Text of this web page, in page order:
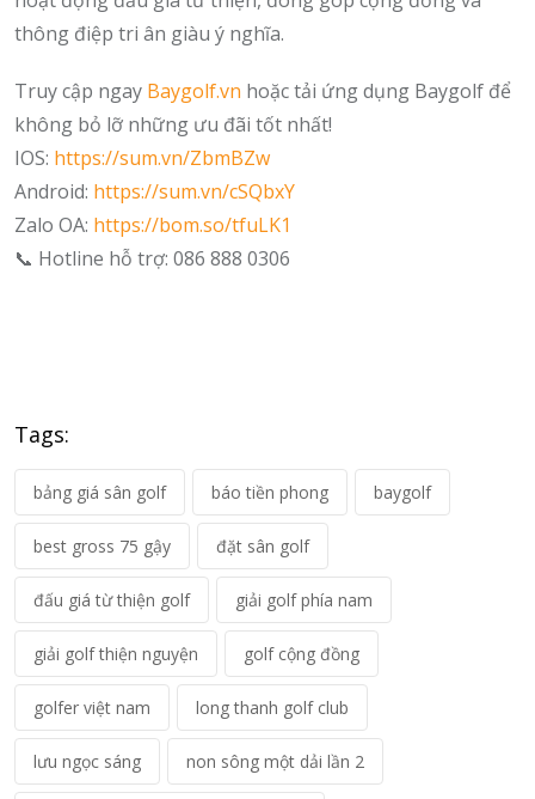
thông điệp tri ân giàu ý nghĩa.
Truy cập ngay Baygolf.vn hoặc tải ứng dụng Baygolf để
không bỏ lỡ những ưu đãi tốt nhất!
IOS: https://sum.vn/ZbmBZw
Android: https://sum.vn/cSQbxY
Zalo OA: https://bom.so/tfuLK1
📞 Hotline hỗ trợ: 086 888 0306
Tags:
bảng giá sân golf báo tiền phong baygolf
best gross 75 gậy đặt sân golf
đấu giá từ thiện golf giải golf phía nam
giải golf thiện nguyện golf cộng đồng
golfer việt nam long thanh golf club
lưu ngọc sáng non sông một dải lần 2